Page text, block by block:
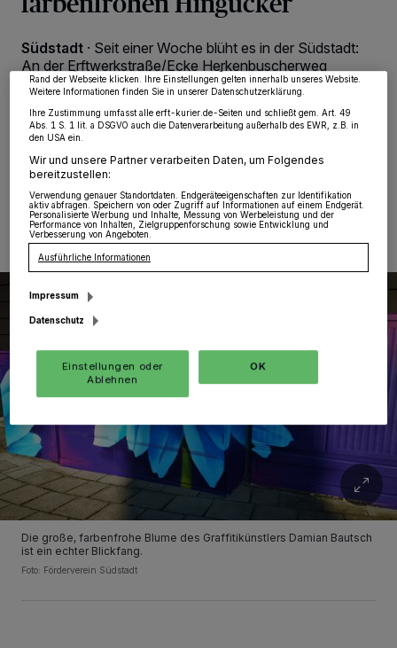
Südstadt · Seit einer Woche blüht es in der Südstadt:
An der Erftwerkstraße/Ecke Herkenbuscherweg
wurden drei triste, graue Stromkästen durch den
Künstler Damian Bautsch zu einem Hingucker für die
Südstadt.
13.11.2020 , 10:55 Uhr Eine Minute Lesezeit
Die große, farbenfrohe Blume des Graffitikünstlers Damian Bautsch
ist ein echter Blickfang.
Foto: Förderverein Südstadt
von OK aktivieren Sie Tracking-Technologien für die unter „Wir und unsere
Partner verarbeiten Daten, um Ihnen Dienste bereitzustellen“ aufgeführten
möglicherweise nicht mehr so relevant für Sie. Sie können dieses Menü jederzeit
wieder aufrufen, um Ihre Einstellungen zu ändern oder Ihre Einwilligung zu
widerrufen, indem Sie auf den Link Einstellungen oder Ablehnen am unteren
Rand der Webseite klicken. Ihre Einstellungen gelten innerhalb unseres Website.
Weitere Informationen finden Sie in unserer Datenschutzerklärung.
Ihre Zustimmung umfasst alle erft-kurier.de-Seiten und schließt gem. Art. 49
Abs. 1 S. 1 lit. a DSGVO auch die Datenverarbeitung außerhalb des EWR, z.B. in
den USA ein.
Wir und unsere Partner verarbeiten Daten, um Folgendes
bereitzustellen:
Verwendung genauer Standortdaten. Endgeräteeigenschaften zur Identifikation
aktiv abfragen. Speichern von oder Zugriff auf Informationen auf einem Endgerät.
Personalisierte Werbung und Inhalte, Messung von Werbeleistung und der
Performance von Inhalten, Zielgruppenforschung sowie Entwicklung und
Verbesserung von Angeboten.
Ausführliche Informationen
Impressum
Datenschutz
Einstellungen oder
Ablehnen
OK